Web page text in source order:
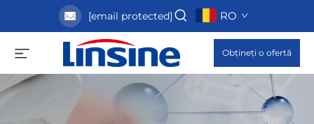
[email protected] RO
Obțineți o ofertă